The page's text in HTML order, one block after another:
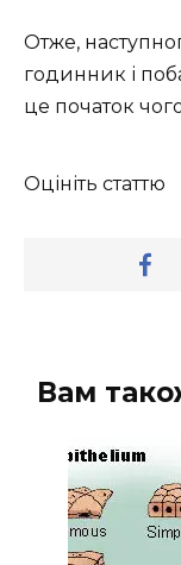
Отже,
годинник і
це початок
Оцініть статтю
Вам